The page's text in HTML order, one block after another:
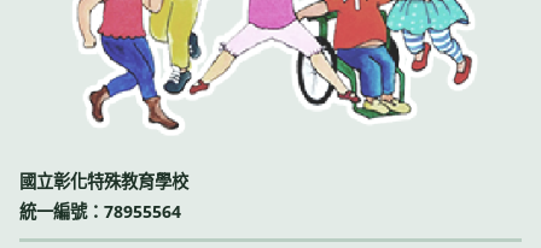
國立彰化特殊教育學校
統一編號：78955564